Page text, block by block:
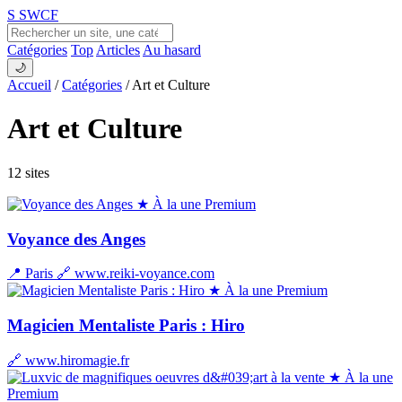
S SWCF
Catégories Top Articles Au hasard
🌙
Accueil /Catégories /Art et Culture
Art et Culture
12 sites
★ À la une Premium
Voyance des Anges
📍 Paris 🔗 www.reiki-voyance.com
★ À la une Premium
Magicien Mentaliste Paris : Hiro
🔗 www.hiromagie.fr
★ À la une
Premium